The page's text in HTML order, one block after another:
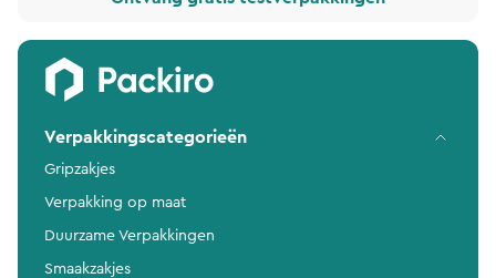
Verpakkingscategorieën
Gripzakjes
Verpakking op maat
Duurzame Verpakkingen
Smaakzakjes